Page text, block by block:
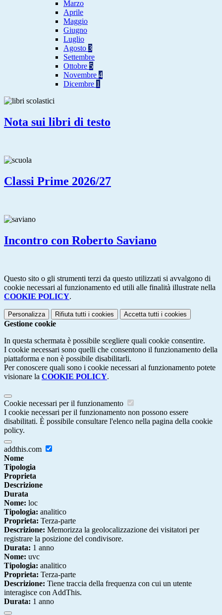
Marzo
Aprile
Maggio
Giugno
Luglio
Agosto 3
Settembre
Ottobre 5
Novembre 4
Dicembre 1
Nota sui libri di testo
Classi Prime 2026/27
Incontro con Roberto Saviano
Questo sito o gli strumenti terzi da questo utilizzati si avvalgono di
cookie necessari al funzionamento ed utili alle finalità illustrate nella
COOKIE POLICY.
Personalizza Rifiuta tutti i cookies Accetta tutti i cookies
Gestione cookie
In questa schermata è possibile scegliere quali cookie consentire.
I cookie necessari sono quelli che consentono il funzionamento della
piattaforma e non è possibile disabilitarli.
Per conoscere quali sono i cookie necessari al funzionamento potete
visionare la COOKIE POLICY.
Cookie necessari per il funzionamento
I cookie necessari per il funzionamento non possono essere
disabilitati. È possibile consultare l'elenco nella pagina della cookie
policy.
addthis.com
Nome
Tipologia
Proprieta
Descrizione
Durata
Nome: loc
Tipologia: analitico
Proprieta: Terza-parte
Descrizione: Memorizza la geolocalizzazione dei visitatori per
registrare la posizione del condivisore.
Durata: 1 anno
Nome: uvc
Tipologia: analitico
Proprieta: Terza-parte
Descrizione: Tiene traccia della frequenza con cui un utente
interagisce con AddThis.
Durata: 1 anno